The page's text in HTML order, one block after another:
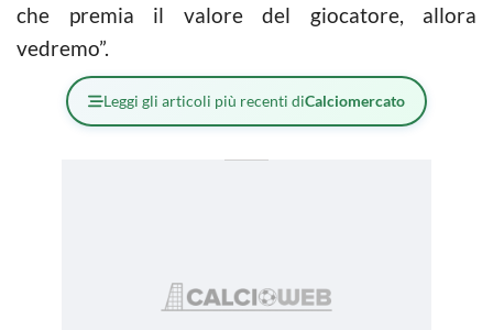
che premia il valore del giocatore, allora
vedremo”.
Leggi gli articoli più recenti diCalciomercato